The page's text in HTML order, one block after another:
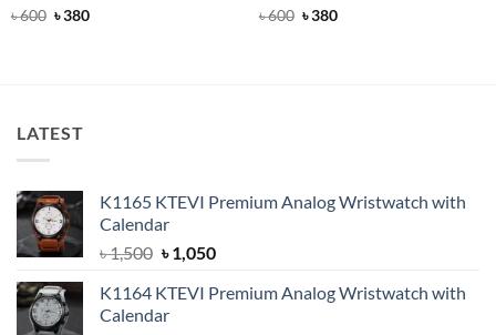
Rated4.8
৳600 Original
৳380Current
Rated5
৳600 Original
৳380Current
LATEST
K1165 KTEVI Premium Analog Wristwatch with
Calendar
৳1,500 Original
was:
৳ 1,500.
৳1,050Current
is:
K1164 KTEVI Premium Analog Wristwatch with
Calendar